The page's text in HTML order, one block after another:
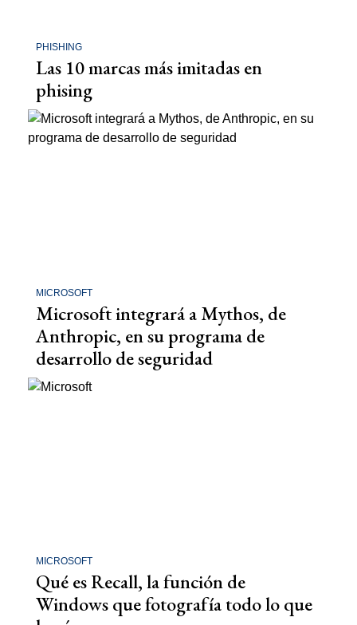
PHISHING
Las 10 marcas más imitadas en
phising
MICROSOFT
Microsoft integrará a Mythos, de
Anthropic, en su programa de
desarrollo de seguridad
MICROSOFT
Qué es Recall, la función de
Windows que fotografía todo lo que